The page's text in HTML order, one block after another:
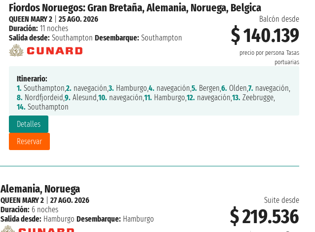
Fiordos Noruegos: Gran Bretaña, Alemania, Noruega, Belgica
Balcón desde
$ 140.139
precio por persona Tasas
portuarias
Detalles
Reservar
QUEEN MARY 2| 25 AGO. 2026
Duración: 11 noches
Salida desde: Southampton Desembarque: Southampton
Itinerario:
1. Southampton, 2. navegación, 3. Hamburgo, 4. navegación, 5. Bergen, 6. Olden, 7. navegación,
8. Nordfjordeid, 9. Alesund, 10. navegación, 11. Hamburgo, 12. navegación, 13. Zeebrugge,
14. Southampton
Alemania, Noruega
Suite desde
$ 219.536
QUEEN MARY 2 |27 AGO. 2026
Duración: 6 noches
Salida desde: Hamburgo Desembarque: Hamburgo